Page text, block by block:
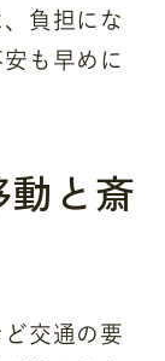
負担にな
も早めに
と斎
交通の要